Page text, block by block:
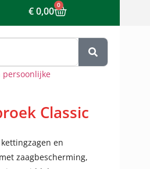
€0,00 0
persoonlijke
Classic
en
zaagbescherming,